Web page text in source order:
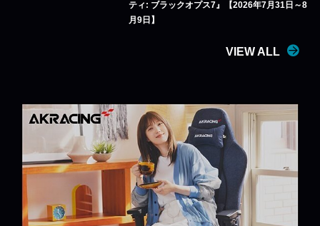
ティ: ブラックオプス7』【2026年7月31日～8
月9日】
VIEW ALL